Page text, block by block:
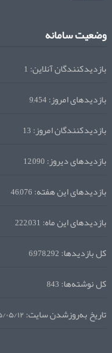
وضعیت سامانه
بازدیدکنندگان آنلاین:1
بازدیدهای امروز:9,454
بازدیدکنندگان امروز:13
بازدیدهای دیروز:12,090
بازدیدهای این هفته:46,076
بازدیدهای این ماه:222,031
کل بازدیدها:6,978,292
کل نوشته‌ها:843
تاریخ به‌روزشدن سایت:۰۵/۰۵/